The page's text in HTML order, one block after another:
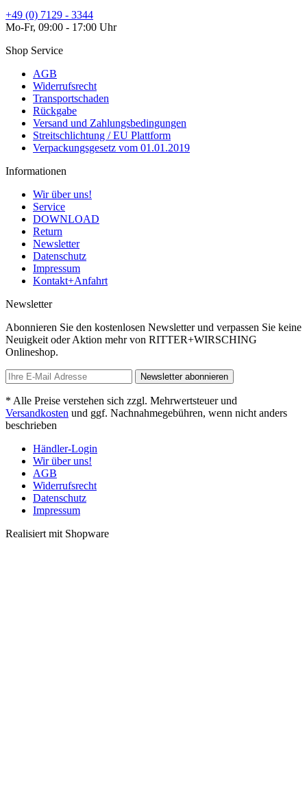
+49 (0) 7129 - 3344
Mo-Fr, 09:00 - 17:00 Uhr
Shop Service
AGB
Widerrufsrecht
Transportschaden
Rückgabe
Versand und Zahlungsbedingungen
Streitschlichtung / EU Plattform
Verpackungsgesetz vom 01.01.2019
Informationen
Wir über uns!
Service
DOWNLOAD
Return
Newsletter
Datenschutz
Impressum
Kontakt+Anfahrt
Newsletter
Abonnieren Sie den kostenlosen Newsletter und verpassen Sie keine
Neuigkeit oder Aktion mehr von RITTER+WIRSCHING
Onlineshop.
Newsletter abonnieren
* Alle Preise verstehen sich zzgl. Mehrwertsteuer und
Versandkosten und ggf. Nachnahmegebühren, wenn nicht anders
beschrieben
Händler-Login
Wir über uns!
AGB
Widerrufsrecht
Datenschutz
Impressum
Realisiert mit Shopware